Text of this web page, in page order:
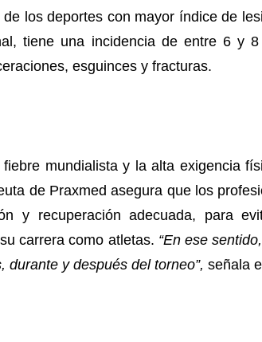
los deportes con mayor índice de
tiene una incidencia de entre 6 y
esguinces y fracturas.
mundialista y la alta exigencia
de Praxmed asegura que los
y recuperación adecuada, para
carrera como atletas. “En ese
durante y después del torneo”, señala